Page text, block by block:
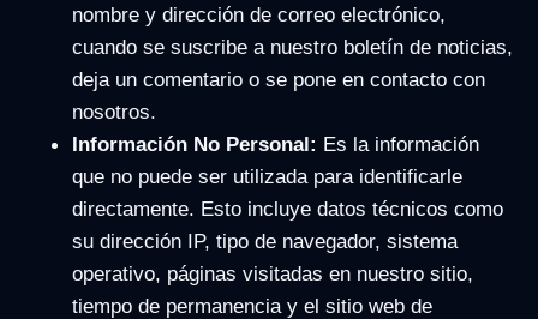
nombre y dirección de correo electrónico,
cuando se suscribe a nuestro boletín de noticias,
deja un comentario o se pone en contacto con
nosotros.
Información No Personal: Es la información
que no puede ser utilizada para identificarle
directamente. Esto incluye datos técnicos como
su dirección IP, tipo de navegador, sistema
operativo, páginas visitadas en nuestro sitio,
tiempo de permanencia y el sitio web de